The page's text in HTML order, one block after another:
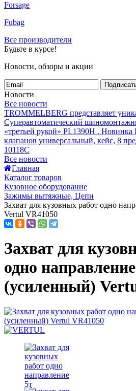
Forsage
Fubag
Все производители
Будьте в курсе!
Новости, обзоры и акции
Новости
Все новости
TROMMELBERG представляет
Суперавтоматический
«третьей рукой» PL1390H . Новинка
клапанов универсальный, кейс, 8
10118C
Все новости
Главная
Каталог товаров
Кузовное оборудование
Зажимы вытяжные, Цепи
Захват для кузовных работ одно
Vertul VR41050
Захват для
одно
(усиленный)